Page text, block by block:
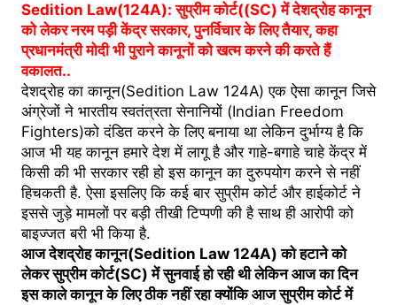
Sedition Law(124A): सुप्रीम कोर्ट((SC) में देशद्रोह कानून
को लेकर नरम पड़ी केंद्र सरकार, पुनर्विचार के लिए तैयार, कहा
प्रधानमंत्री मोदी भी पुराने कानूनों को खत्म करने की करते हैं
वकालत..
देशद्रोह का कानून(Sedition Law 124A) एक ऐसा कानून जिसे
अंग्रेजों ने भारतीय स्वतंत्रता सेनानियों (Indian Freedom
Fighters)को दंडित करने के लिए बनाया था लेकिन दुर्भाग्य है कि
आज भी यह कानून हमारे देश में लागू है और गाहे-बगाहे चाहे केंद्र में
किसी की भी सरकार रही हो इस कानून का दुरुपयोग करने से नहीं
हिचकती है. ऐसा इसलिए कि कई बार सुप्रीम कोर्ट और हाईकोर्ट ने
इससे जुड़े मामलों पर बड़ी तीखी टिप्पणी की है साथ ही आरोपी को
बाइज्जत बरी भी किया है.
आज देशद्रोह कानून(Sedition Law 124A) को हटाने को
लेकर सुप्रीम कोर्ट(SC) में सुनवाई हो रही थी लेकिन आज का दिन
इस काले कानून के लिए ठीक नहीं रहा क्योंकि आज सुप्रीम कोर्ट में